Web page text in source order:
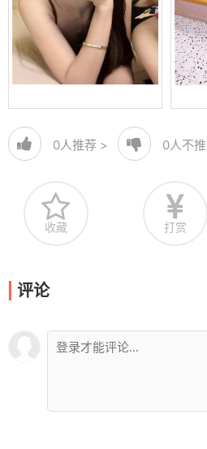
0人推荐 > 0人不
收藏 打赏
评论